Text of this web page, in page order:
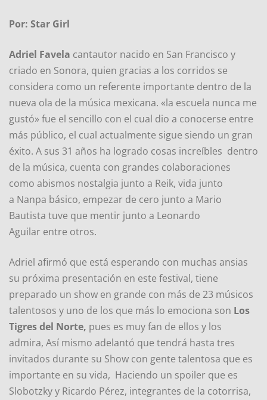
Por: Star Girl
Adriel Favela cantautor nacido en San Francisco y
criado en Sonora, quien gracias a los corridos se
considera como un referente importante dentro de la
nueva ola de la música mexicana. «la escuela nunca me
gustó» fue el sencillo con el cual dio a conocerse entre
más público, el cual actualmente sigue siendo un gran
éxito. A sus 31 años ha logrado cosas increíbles dentro
de la música, cuenta con grandes colaboraciones
como abismos nostalgia junto a Reik, vida junto
a Nanpa básico, empezar de cero junto a Mario
Bautista tuve que mentir junto a Leonardo
Aguilar entre otros.
Adriel afirmó que está esperando con muchas ansias
su próxima presentación en este festival, tiene
preparado un show en grande con más de 23 músicos
talentosos y uno de los que más lo emociona son Los
Tigres del Norte, pues es muy fan de ellos y los
admira, Así mismo adelantó que tendrá hasta tres
invitados durante su Show con gente talentosa que es
importante en su vida, Haciendo un spoiler que es
Slobotzky y Ricardo Pérez, integrantes de la cotorrisa,